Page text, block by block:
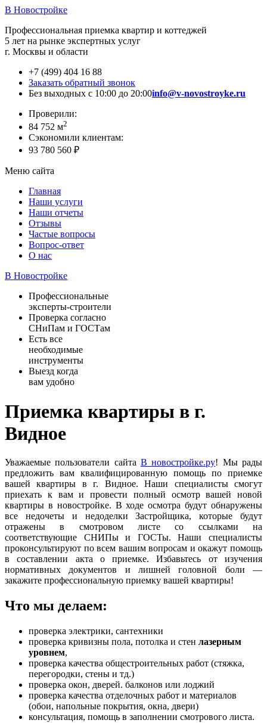
В Новостройке
Профессиональная приемка квартир и коттеджей
5 лет на рынке экспертных услуг
г. Москвы и области
+7 (499) 404 16 88
Заказать обратный звонок
Без выходных с 10:00 до 20:00info@v-novostroyke.ru
Проверили:
84 752 м2
Сэкономили клиентам:
93 780 560 ₽
Меню сайта
Главная
Наши услуги
Наши отчеты
Отзывы
Частые вопросы
Вопрос-ответ
О нас
В Новостройке
Профессиональные
эксперты-строители
Проверка согласно
СНиПам и ГОСТам
Есть все
необходимые
инструменты
Выезд когда
вам удобно
Приемка квартиры в г.
Видное
Уважаемые пользователи сайта В новостройке.ру! Мы рады
предложить вам квалифицированную помощь по приемке
вашей квартиры в г. Видное. Наши специалисты смогут
приехать к вам и провести полный осмотр вашей новой
квартиры в новостройке. В ходе осмотра будут обнаружены
все недочеты и недоделки Застройщика, которые будут
отражены в смотровом листе со ссылками на
соответствующие СНИПы и ГОСТы. Наши специалисты
проконсультируют по всем вашим вопросам и окажут помощь
в составлении акта о приемке. Избавьтесь от изучения
нормативных документов и лишней головной боли —
закажите профессиональную приемку вашей квартиры!
Что мы делаем:
проверка электрики, сантехники
проверка кривизны пола, потолка и стен лазерным
уровнем,
проверка качества общестроительных работ (стяжка,
перегородки, стены и тд.)
проверка окон, дверей. балконов или лоджий
проверка качества отделочных работ и материалов
(обои, напольные покрытия, окна, двери)
консультация, помощь в заполнении смотрового листа.